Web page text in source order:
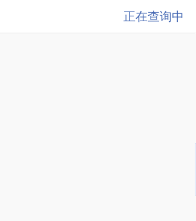
正在查询中